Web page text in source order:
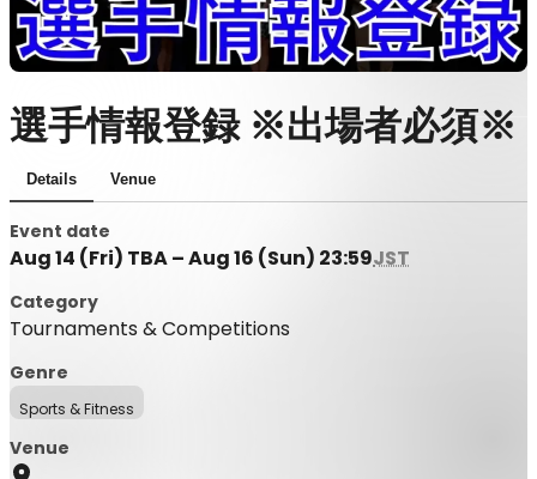
選手情報登録 ※出場者必須※
Details Venue
Event date
Aug 14 (Fri) TBA – Aug 16 (Sun) 23:59JST
Category
Tournaments & Competitions
Genre
Sports & Fitness
Venue